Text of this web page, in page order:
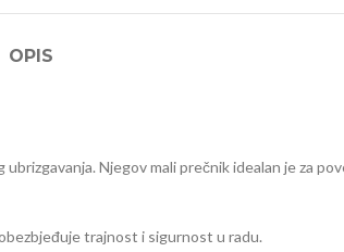
OPIS
Njegov mali prečnik idealan je za
trajnost i sigurnost u radu.